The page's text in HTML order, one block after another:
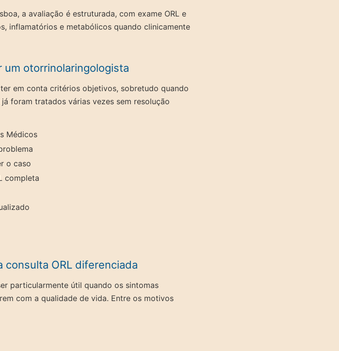
a avaliação é estruturada, com exame ORL e
inflamatórios e metabólicos quando clinicamente
otorrinolaringologista
em conta critérios objetivos, sobretudo quando
foram tratados várias vezes sem resolução
Médicos
o caso
completa
ORL diferenciada
particularmente útil quando os sintomas
com a qualidade de vida. Entre os motivos